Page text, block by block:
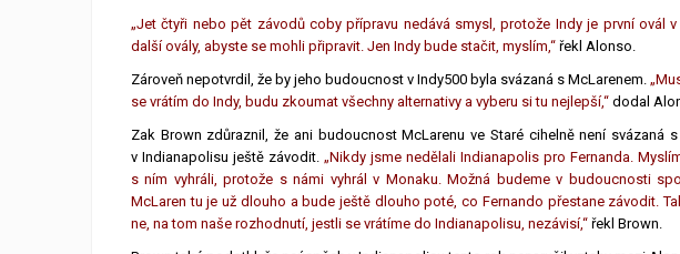
„Jet čtyři nebo pět závodů coby přípravu nedává smysl, protože Indy je první ovál
další ovály, abyste se mohli připravit. Jen Indy bude stačit, myslím,“ řekl Alonso.
Zároveň nepotvrdil, že by jeho budoucnost v Indy500 byla svázaná s McLarenem.
se vrátím do Indy, budu zkoumat všechny alternativy a vyberu si tu nejlepší,“ dodal
Zak Brown zdůraznil, že ani budoucnost McLarenu ve Staré cihelně není svázaná
v Indianapolisu ještě závodit.„Nikdy jsme nedělali Indianapolis pro Fernanda.
s ním vyhráli, protože s námi vyhrál v Monaku. Možná budeme v budoucnosti
McLaren tu je už dlouho a bude ještě dlouho poté, co Fernando přestane závodit.
ne, na tom naše rozhodnutí, jestli se vrátíme do Indianapolisu, nezávisí,“ řekl Brown.